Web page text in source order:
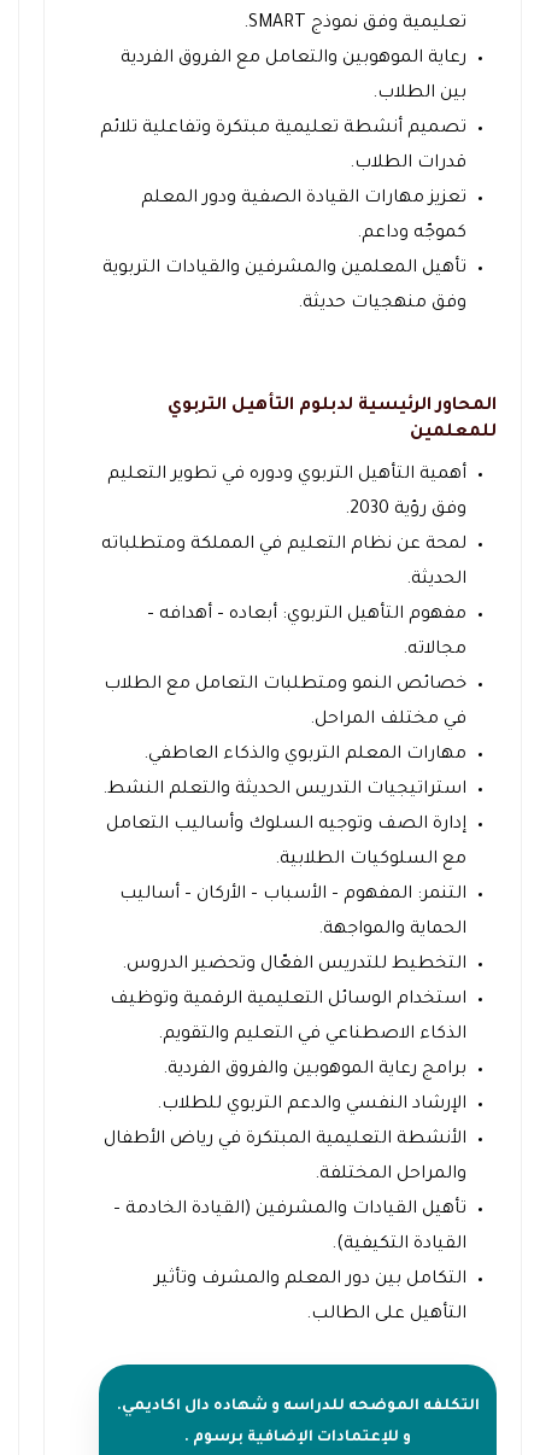
تعليمية وفق نموذج SMART.
رعاية الموهوبين والتعامل مع الفروق الفردية
بين الطلاب.
تصميم أنشطة تعليمية مبتكرة وتفاعلية تلائم
قدرات الطلاب.
تعزيز مهارات القيادة الصفية ودور المعلم
كموجّه وداعم.
تأهيل المعلمين والمشرفين والقيادات التربوية
وفق منهجيات حديثة.
المحاور الرئيسية لدبلوم التأهيل التربوي
للمعلمين
أهمية التأهيل التربوي ودوره في تطوير التعليم
وفق رؤية 2030.
لمحة عن نظام التعليم في المملكة ومتطلباته
الحديثة.
مفهوم التأهيل التربوي: أبعاده – أهدافه –
مجالاته.
خصائص النمو ومتطلبات التعامل مع الطلاب
في مختلف المراحل.
مهارات المعلم التربوي والذكاء العاطفي.
استراتيجيات التدريس الحديثة والتعلم النشط.
إدارة الصف وتوجيه السلوك وأساليب التعامل
مع السلوكيات الطلابية.
التنمر: المفهوم – الأسباب – الأركان – أساليب
الحماية والمواجهة.
التخطيط للتدريس الفعّال وتحضير الدروس.
استخدام الوسائل التعليمية الرقمية وتوظيف
الذكاء الاصطناعي في التعليم والتقويم.
برامج رعاية الموهوبين والفروق الفردية.
الإرشاد النفسي والدعم التربوي للطلاب.
الأنشطة التعليمية المبتكرة في رياض الأطفال
والمراحل المختلفة.
تأهيل القيادات والمشرفين (القيادة الخادمة –
القيادة التكيفية).
التكامل بين دور المعلم والمشرف وتأثير
التأهيل على الطالب.
التكلفه الموضحه للدراسه و شهاده دال اكاديمي.
و للإعتمادات الإضافية برسوم .